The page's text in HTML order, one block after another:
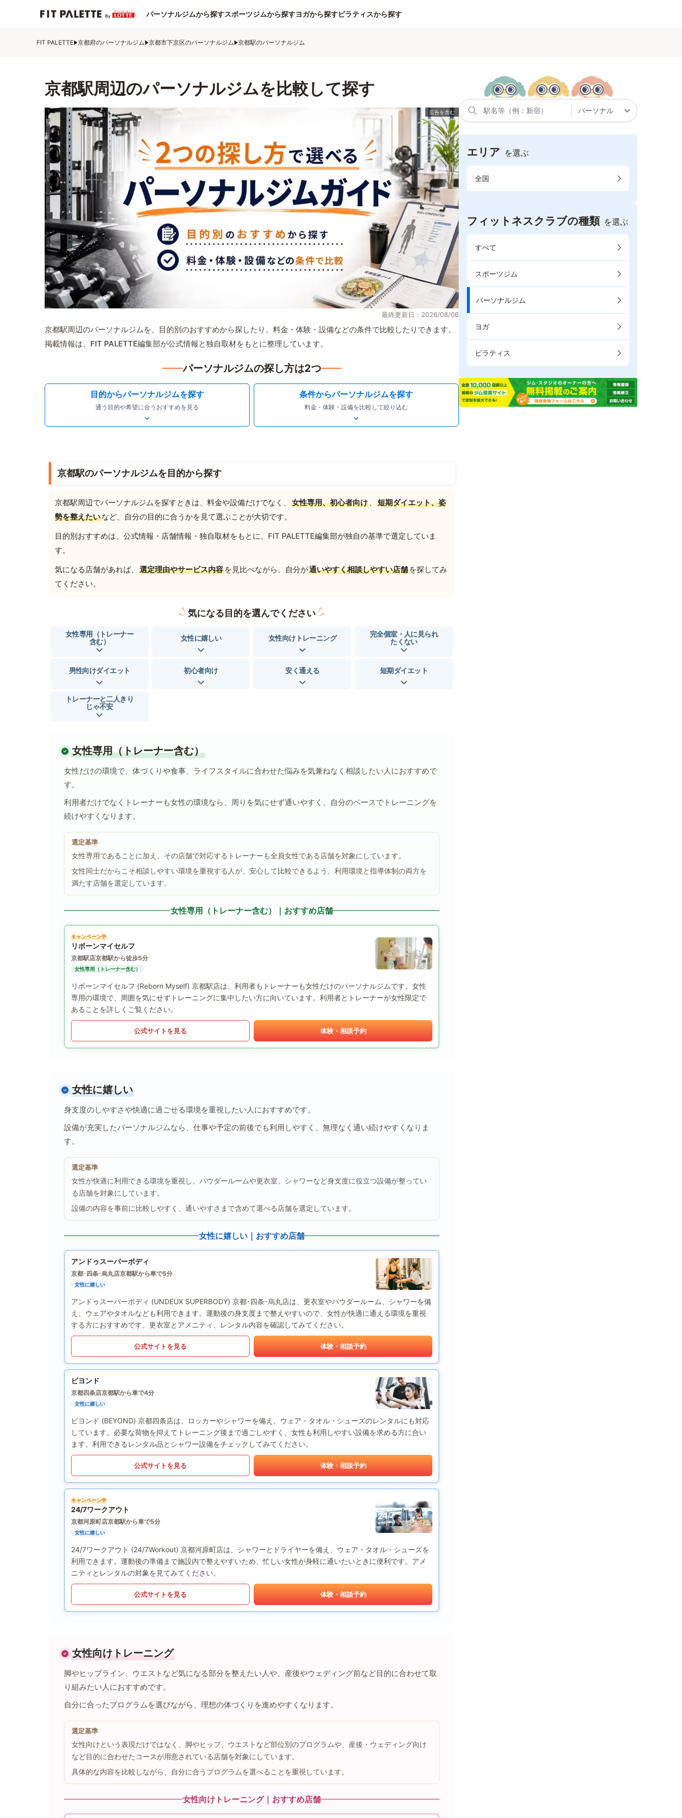
パーソナルジムから探すスポーツジムから探すヨガから探すピラティスから探す
FIT PALETTE 京都府のパーソナルジム 京都市下京区のパーソナルジム 京都駅のパーソナルジム
京都駅周辺のパーソナルジムを比較して探す
最終更新日：2026/08/06
京都駅周辺のパーソナルジムを、目的別のおすすめから探したり、料金・体験・設備などの条件で比較したりできます。
掲載情報は、FIT PALETTE編集部が公式情報と独自取材をもとに整理しています。
パーソナルジムの探し方は2つ
目的からパーソナルジムを探す
通う目的や希望に合うおすすめを見る
条件からパーソナルジムを探す
料金・体験・設備を比較して絞り込む
京都駅のパーソナルジムを目的から探す
京都駅周辺でパーソナルジムを探すときは、料金や設備だけでなく、 女性専用、初心者向け 、
短期ダイエット、姿
勢を整えたいなど、自分の目的に合うかを見て選ぶことが大切です。
目的別おすすめは、公式情報・店舗情報・独自取材をもとに、FIT PALETTE編集部が独自の基準で選定していま
す。
気になる店舗があれば、
選定理由やサービス内容 を見比べながら、自分が通いやすく相談しやすい店舗 を探してみ
てください。
気になる目的を選んでください
女性専用（トレーナー
含む）
女性に嬉しい 女性向けトレーニング
完全個室・人に見られ
たくない
男性向けダイエット 初心者向け 安く通える 短期ダイエット
トレーナーと二人きり
じゃ不安
女性専用（トレーナー含む）
女性だけの環境で、体づくりや食事、ライフスタイルに合わせた悩みを気兼ねなく相談したい人におすすめで
す。
利用者だけでなくトレーナーも女性の環境なら、周りを気にせず通いやすく、自分のペースでトレーニングを
続けやすくなります。
選定基準
女性専用であることに加え、その店舗で対応するトレーナーも全員女性である店舗を対象にしています。
女性同士だからこそ相談しやすい環境を重視する人が、安心して比較できるよう、利用環境と指導体制の両方を
満たす店舗を選定しています。
女性専用（トレーナー含む）｜おすすめ店舗
キャンペーン中
リボーンマイセルフ
京都駅店京都駅から徒歩5分
女性専用（トレーナー含む）
リボーンマイセルフ (Reborn Myself) 京都駅店は、利用者もトレーナーも女性だけのパーソナルジムです。女性
専用の環境で、周囲を気にせずトレーニングに集中したい方に向いています。利用者とトレーナーが女性限定で
あることを詳しくご覧ください。
公式サイトを見る 体験・相談予約
女性に嬉しい
身支度のしやすさや快適に過ごせる環境を重視したい人におすすめです。
設備が充実したパーソナルジムなら、仕事や予定の前後でも利用しやすく、無理なく通い続けやすくなりま
す。
選定基準
女性が快適に利用できる環境を重視し、パウダールームや更衣室、シャワーなど身支度に役立つ設備が整ってい
る店舗を対象にしています。
設備の内容を事前に比較しやすく、通いやすさまで含めて選べる店舗を選定しています。
女性に嬉しい｜おすすめ店舗
アンドゥスーパーボディ
京都･四条･烏丸店京都駅から車で5分
女性に嬉しい
アンドゥスーパーボディ (UNDEUX SUPERBODY) 京都･四条･烏丸店は、更衣室やパウダールーム、シャワーを備
え、ウェアやタオルなども利用できます。運動後の身支度まで整えやすいので、女性が快適に通える環境を重視
する方におすすめです。更衣室とアメニティ、レンタル内容を確認してみてください。
公式サイトを見る 体験・相談予約
ビヨンド
京都四条店京都駅から車で4分
女性に嬉しい
ビヨンド (BEYOND) 京都四条店は、ロッカーやシャワーを備え、ウェア・タオル・シューズのレンタルにも対応
しています。必要な荷物を抑えてトレーニング後まで過ごしやすく、女性も利用しやすい設備を求める方に合い
ます。利用できるレンタル品とシャワー設備をチェックしてみてください。
公式サイトを見る 体験・相談予約
キャンペーン中
24/7ワークアウト
京都河原町店京都駅から車で5分
女性に嬉しい
24/7ワークアウト (24/7Workout) 京都河原町店は、シャワーとドライヤーを備え、ウェア・タオル・シューズを
利用できます。運動後の準備まで施設内で整えやすいため、忙しい女性が身軽に通いたいときに便利です。アメ
ニティとレンタルの対象を見てみてください。
公式サイトを見る 体験・相談予約
女性向けトレーニング
脚やヒップライン、ウエストなど気になる部分を整えたい人や、産後やウェディング前など目的に合わせて取
り組みたい人におすすめです。
自分に合ったプログラムを選びながら、理想の体づくりを進めやすくなります。
選定基準
女性向けという表現だけではなく、脚やヒップ、ウエストなど部位別のプログラムや、産後・ウェディング向け
など目的に合わせたコースが用意されている店舗を対象にしています。
具体的な内容を比較しながら、自分に合うプログラムを選べることを重視しています。
女性向けトレーニング｜おすすめ店舗
エリア を選ぶ
全国
フィットネスクラブの種類 を選ぶ
すべて
スポーツジム
パーソナルジム
ヨガ
ピラティス